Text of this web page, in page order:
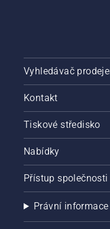
Vyhledávač
Kontakt
Tiskové středisko
Nabídky
Přístup
Právní